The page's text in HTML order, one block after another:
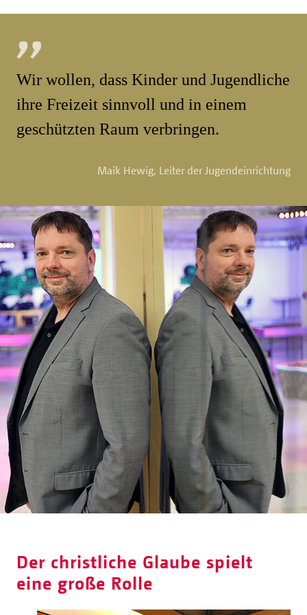
Wir wollen, dass Kinder und Jugendliche
ihre Freizeit sinnvoll und in einem
geschützten Raum verbringen.
Maik Hewig, Leiter der Jugendeinrichtung
Der christliche Glaube spielt
eine große Rolle